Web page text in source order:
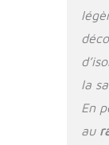
la
En
au